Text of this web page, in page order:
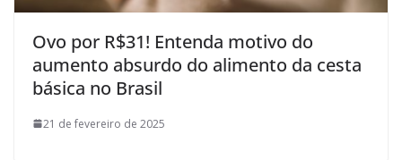
Ovo por R$31! Entenda motivo do
aumento absurdo do alimento da cesta
básica no Brasil
21 de fevereiro de 2025